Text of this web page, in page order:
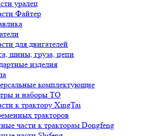
уралец
Файтер
для двигателей
шины, груза, цепи
изделия
комплектующие
и наборы ТО
к трактору XingTai
тракторов
части к тракторам Dongfeng